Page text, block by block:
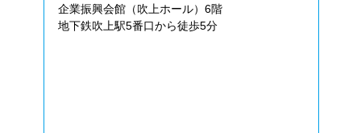
企業振興会館（吹上ホール）6階
地下鉄吹上駅5番口から徒歩5分